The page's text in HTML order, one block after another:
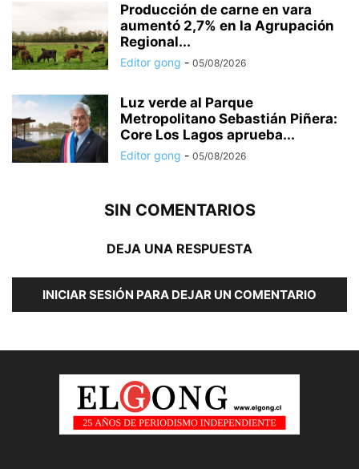
Producción de carne en vara
aumentó 2,7% en la Agrupación
Regional...
Editor gong - 05/08/2026
Luz verde al Parque
Metropolitano Sebastián Piñera:
Core Los Lagos aprueba...
Editor gong - 05/08/2026
SIN COMENTARIOS
DEJA UNA RESPUESTA
INICIAR SESIÓN PARA DEJAR UN COMENTARIO